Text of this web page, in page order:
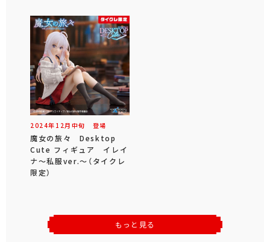
2024年 12 月 中旬 登場
魔女の旅々 Desktop
Cute フィギュア イレイ
ナ～私服ver.～（タイクレ
限定）
もっと見る